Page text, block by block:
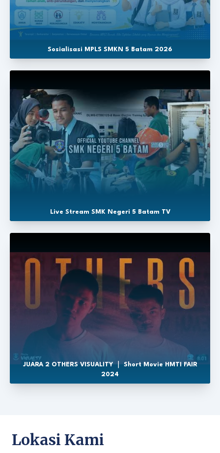
Sosialisasi MPLS SMKN 5 Batam 2026
Live Stream SMK Negeri 5 Batam TV
JUARA 2 OTHERS VISUALITY ｜ Short Movie HMTI FAIR
2024
Lokasi Kami